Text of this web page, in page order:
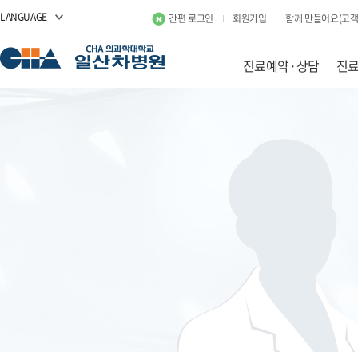
LANGUAGE 간편 로그인 회원가입 함께 만들어요(고
진료예약·상담 진